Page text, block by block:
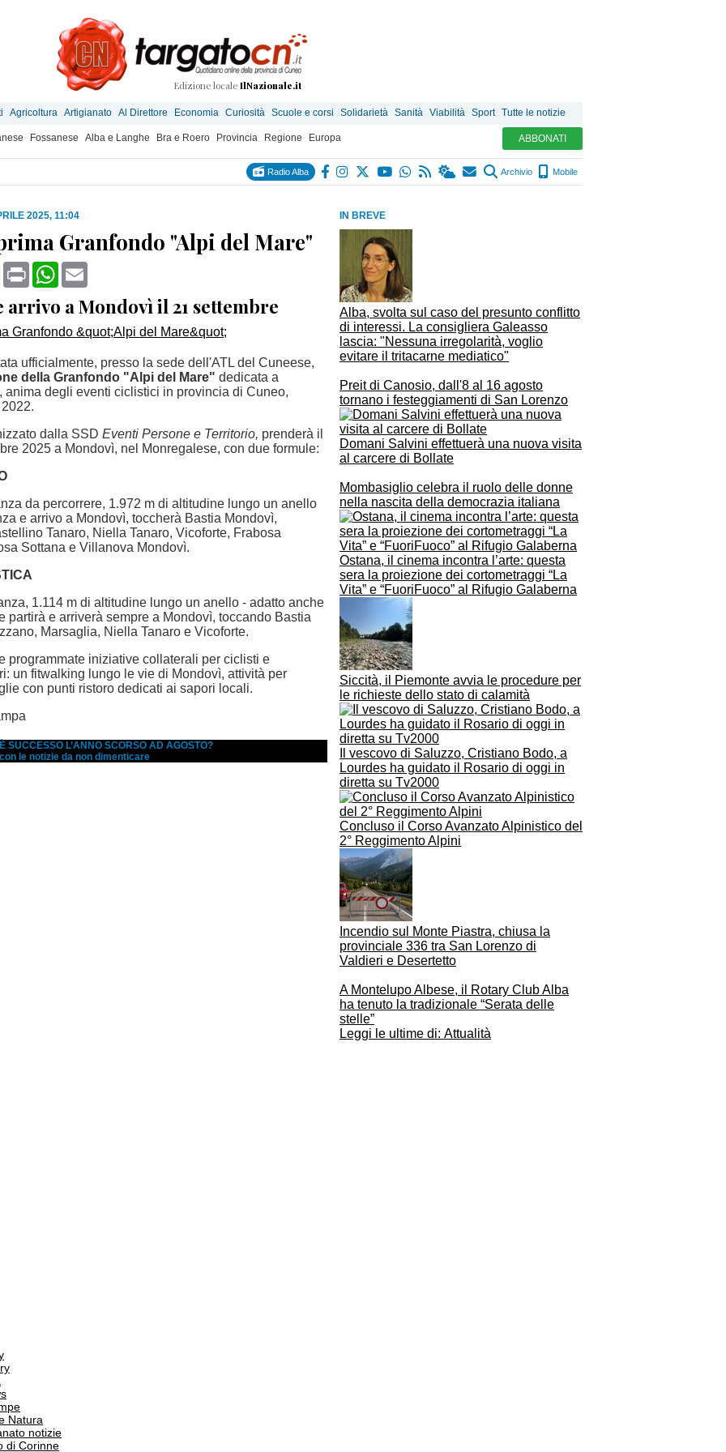
Edizione locale IlNazionale.it
Agricoltura Artigianato Al Direttore Economia Curiosità Scuole e corsi Solidarietà Sanità Viabilità Sport Tutte le notizie
Fossanese Alba e Langhe Bra e Roero Provincia Regione Europa ABBONATI
Radio Alba Archivio Mobile
IN BREVE
Alba, svolta sul caso del presunto conflitto
di interessi. La consigliera Galeasso
lascia: "Nessuna irregolarità, voglio
evitare il tritacarne mediatico"
Preit di Canosio, dall'8 al 16 agosto
tornano i festeggiamenti di San Lorenzo
Domani Salvini effettuerà una nuova visita
al carcere di Bollate
Mombasiglio celebra il ruolo delle donne
nella nascita della democrazia italiana
Ostana, il cinema incontra l’arte: questa
sera la proiezione dei cortometraggi “La
Vita” e “FuoriFuoco” al Rifugio Galaberna
Siccità, il Piemonte avvia le procedure per
le richieste dello stato di calamità
Il vescovo di Saluzzo, Cristiano Bodo, a
Lourdes ha guidato il Rosario di oggi in
diretta su Tv2000
Concluso il Corso Avanzato Alpinistico del
2° Reggimento Alpini
Incendio sul Monte Piastra, chiusa la
provinciale 336 tra San Lorenzo di
Valdieri e Desertetto
A Montelupo Albese, il Rotary Club Alba
ha tenuto la tradizionale “Serata delle
stelle”
Leggi le ultime di: Attualità
2025, 11:04
Granfondo "Alpi del Mare"
X Print WhatsApp
arrivo a Mondovì il 21 settembre
ufficialmente, presso la sede dell'ATL del Cuneese,
della Granfondo "Alpi del Mare" dedicata a
anima degli eventi ciclistici in provincia di Cuneo,
dalla SSD Eventi Persone e Territorio, prenderà il
2025 a Mondovì, nel Monregalese, con due formule:
da percorrere, 1.972 m di altitudine lungo un anello
e arrivo a Mondovì, toccherà Bastia Mondovì,
Tanaro, Niella Tanaro, Vicoforte, Frabosa
Sottana e Villanova Mondovì.
1.114 m di altitudine lungo un anello - adatto anche
partirà e arriverà sempre a Mondovì, toccando Bastia
Marsaglia, Niella Tanaro e Vicoforte.
programmate iniziative collaterali per ciclisti e
un fitwalking lungo le vie di Mondovì, attività per
con punti ristoro dedicati ai sapori locali.
SUCCESSO L’ANNO SCORSO AD AGOSTO?
le notizie da non dimenticare
Natura
notizie
di Corinne